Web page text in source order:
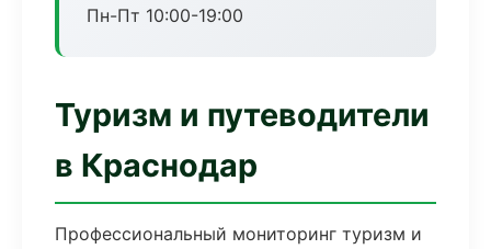
Пн-Пт 10:00-19:00
Туризм и путеводители
в Краснодар
Профессиональный мониторинг туризм и